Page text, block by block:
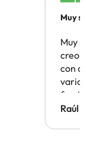
Muy
Muy
creo
con
Hotel
Raúl